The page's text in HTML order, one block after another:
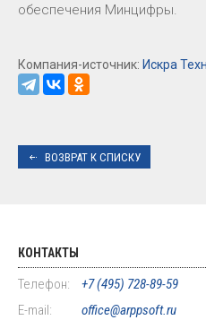
обеспечения Минцифры.
Компания-источник: Искра
ВОЗВРАТ К СПИСКУ
КОНТАКТЫ
Телефон:
+7 (495) 728-89-59
E-mail:
office@arppsoft.ru